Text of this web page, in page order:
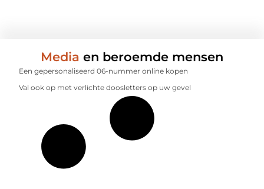
Media en beroemde mensen
Een gepersonaliseerd 06-nummer online kopen
Val ook op met verlichte doosletters op uw gevel